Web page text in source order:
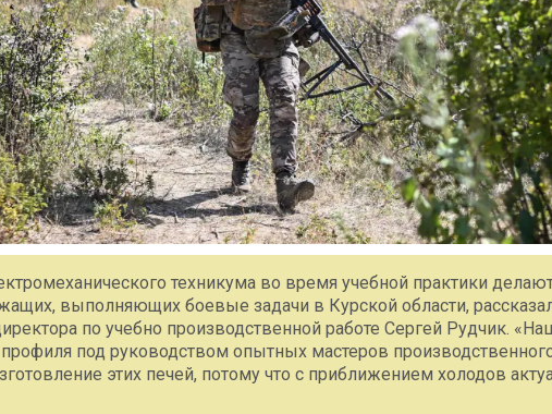
техникума во время учебной практики
выполняющих боевые задачи в Курской области,
по учебно производственной работе Сергей Рудчик.
под руководством опытных мастеров
этих печей, потому что с приближением холодов